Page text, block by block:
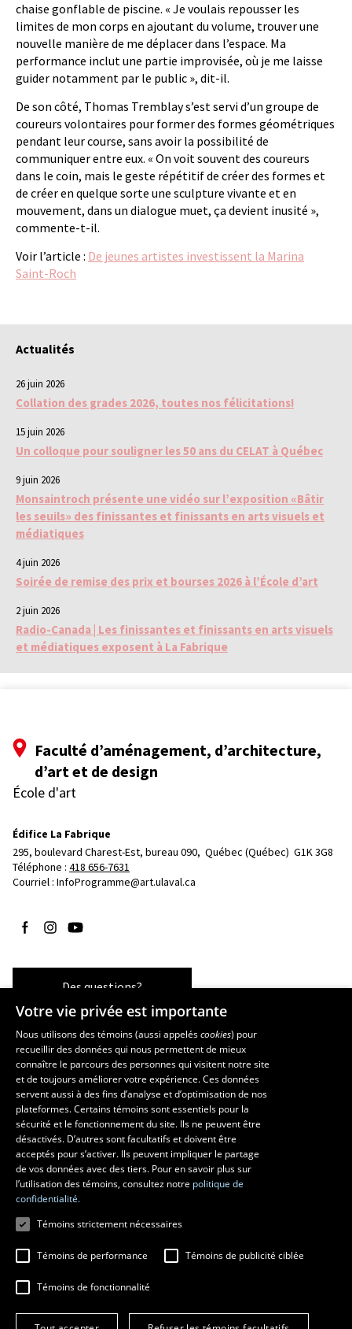
chaise gonflable de piscine. « Je voulais repousser les
limites de mon corps en ajoutant du volume, trouver une
nouvelle manière de me déplacer dans l’espace. Ma
performance inclut une partie improvisée, où je me laisse
guider notamment par le public », dit-il.
De son côté, Thomas Tremblay s’est servi d’un groupe de
coureurs volontaires pour former des formes géométriques
pendant leur course, sans avoir la possibilité de
communiquer entre eux. « On voit souvent des coureurs
dans le coin, mais le geste répétitif de créer des formes et
de créer en quelque sorte une sculpture vivante et en
mouvement, dans un dialogue muet, ça devient inusité »,
commente-t-il.
Voir l’article : De jeunes artistes investissent la Marina
Saint-Roch
Actualités
26 juin 2026
Collation des grades 2026, toutes nos félicitations!
15 juin 2026
Un colloque pour souligner les 50 ans du CELAT à Québec
9 juin 2026
Monsaintroch présente une vidéo sur l’exposition «Bâtir
les seuils» des finissantes et finissants en arts visuels et
médiatiques
4 juin 2026
Soirée de remise des prix et bourses 2026 à l’École d’art
2 juin 2026
Radio-Canada | Les finissantes et finissants en arts visuels
et médiatiques exposent à La Fabrique
Faculté d’aménagement, d’architecture,
d’art et de design
École d'art
Édifice La Fabrique
295, boulevard Charest-Est, bureau 090, Québec (Québec)  G1K 3G8
Téléphone : 418 656-7631
Courriel : InfoProgramme@art.ulaval.ca
Suivez-nous sur Facebook
Suivez-nous sur Instagram
Suivez-nous sur YouTube
Des questions?
Les écoles et la recherche
École supérieure d’aménagement du territoire et de développement
régional
École d’architecture
École de design
Centre de recherche en aménagement et développement
© 2026 Université Laval
Tous droits réservés
Votre vie privée est importante
Nous utilisons des témoins (aussi appeléscookies) pour
recueillir des données qui nous permettent de mieux
connaître le parcours des personnes qui visitent notre site
et de toujours améliorer votre expérience. Ces données
servent aussi à des fins d’analyse et d’optimisation de nos
plateformes. Certains témoins sont essentiels pour la
sécurité et le fonctionnement du site. Ils ne peuvent être
désactivés. D’autres sont facultatifs et doivent être
acceptés pour s’activer. Ils peuvent impliquer le partage
de vos données avec des tiers. Pour en savoir plus sur
l’utilisation des témoins, consultez notre politique de
confidentialité.
Témoins strictement nécessaires
Témoins de performance Témoins de publicité ciblée
Témoins de fonctionnalité